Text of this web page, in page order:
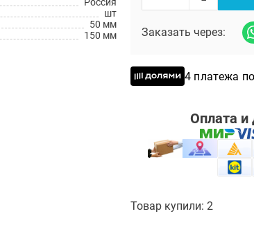
шт
50 мм
150 мм Заказать через:
4 платежа по
Оплата и
Товар купили: 2